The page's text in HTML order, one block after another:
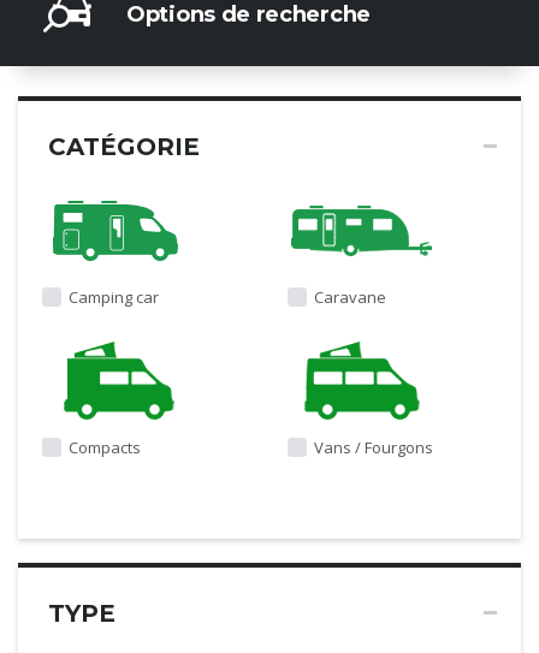
Options de recherche
CATÉGORIE
Camping car Caravane
Compacts Vans / Fourgons
TYPE